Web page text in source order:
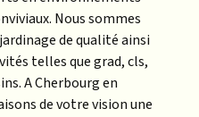
Nous sommes
de qualité ainsi
telles que grad, cls,
A Cherbourg en
de votre vision une